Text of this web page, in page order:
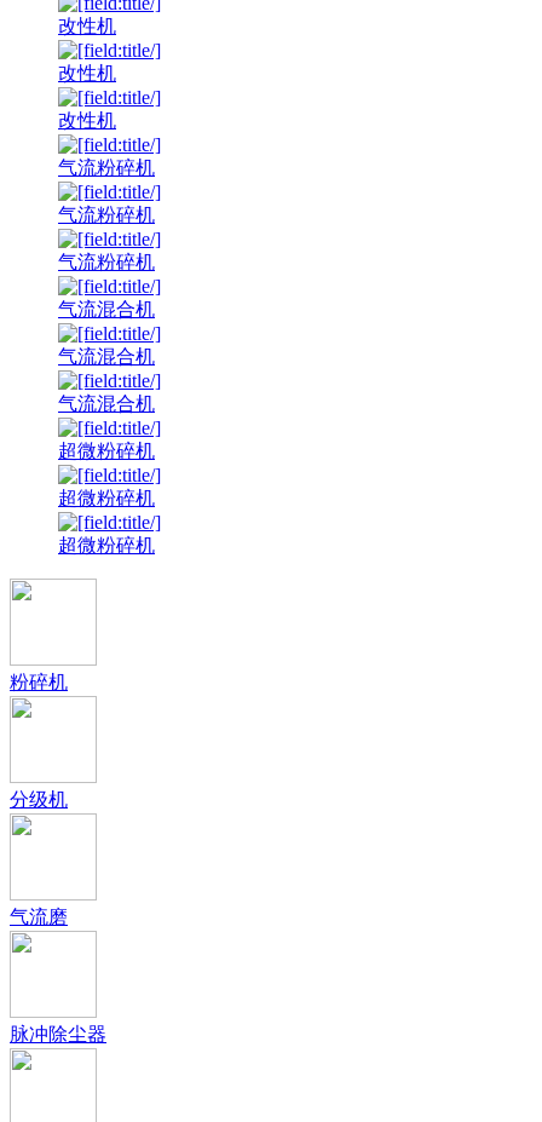
改性机
改性机
改性机
气流粉碎机
气流粉碎机
气流粉碎机
气流混合机
气流混合机
气流混合机
超微粉碎机
超微粉碎机
超微粉碎机
粉碎机
分级机
气流磨
脉冲除尘器